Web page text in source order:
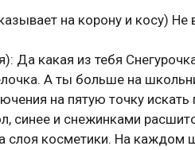
на корону и косу) Не
Да какая из тебя
А ты больше на
на пятую точку
синее и снежинками
слоя косметики. На каждом